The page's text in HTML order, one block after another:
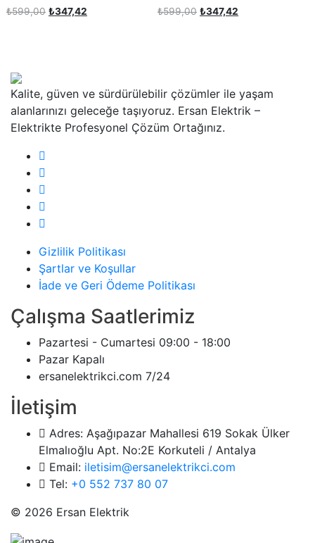
₺599,00 Orijinal
₺347,42Şu
₺599,00 Orijinal
₺347,42
Kalite, güven ve sürdürülebilir çözümler ile yaşam
alanlarınızı geleceğe taşıyoruz. Ersan Elektrik –
Elektrikte Profesyonel Çözüm Ortağınız.
Gizlilik Politikası
Şartlar ve Koşullar
İade ve Geri Ödeme Politikası
Çalışma Saatlerimiz
Pazartesi - Cumartesi 09:00 - 18:00
Pazar Kapalı
ersanelektrikci.com 7/24
İletişim
Adres: Aşağıpazar Mahallesi 619 Sokak Ülker
Elmalıoğlu Apt. No:2E Korkuteli / Antalya
Email: iletisim@ersanelektrikci.com
Tel: +0 552 737 80 07
© 2026 Ersan Elektrik